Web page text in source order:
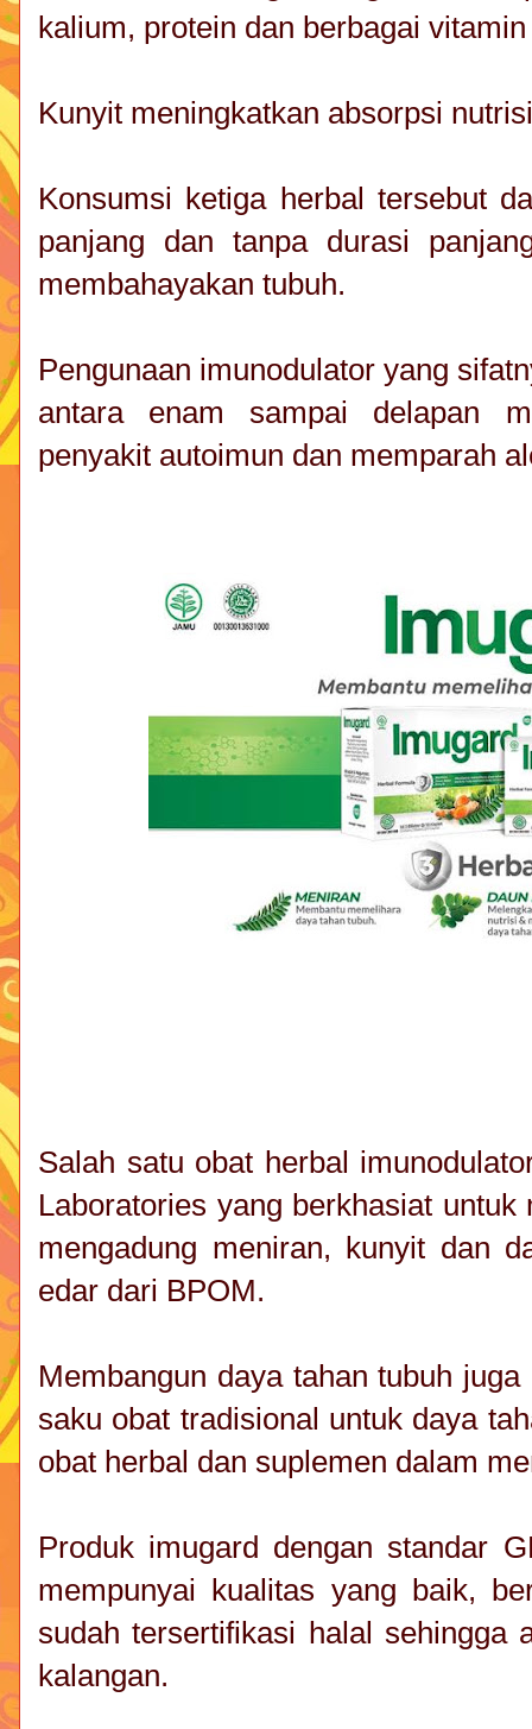
kalium, protein dan berbagai
Kunyit meningkatkan absorpsi
Konsumsi ketiga herbal tersebut
panjang dan tanpa durasi
membahayakan tubuh.
Pengunaan imunodulator yang
antara enam sampai delapan
penyakit autoimun dan memparah
Salah satu obat herbal
Laboratories yang berkhasiat
mengadung meniran, kunyit dan
edar dari BPOM.
Membangun daya tahan tubuh
saku obat tradisional untuk daya
obat herbal dan suplemen dalam
Produk imugard dengan standar
mempunyai kualitas yang baik,
sudah tersertifikasi halal sehingga
kalangan.